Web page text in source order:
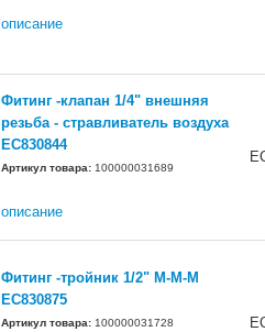
описание
Фитинг -клапан 1/4" внешняя
резьба - стравливатель воздуха
EC830844
Артикул товара: 100000031689
описание
Фитинг -тройник 1/2" М-М-М
EC830875
Артикул товара: 100000031728